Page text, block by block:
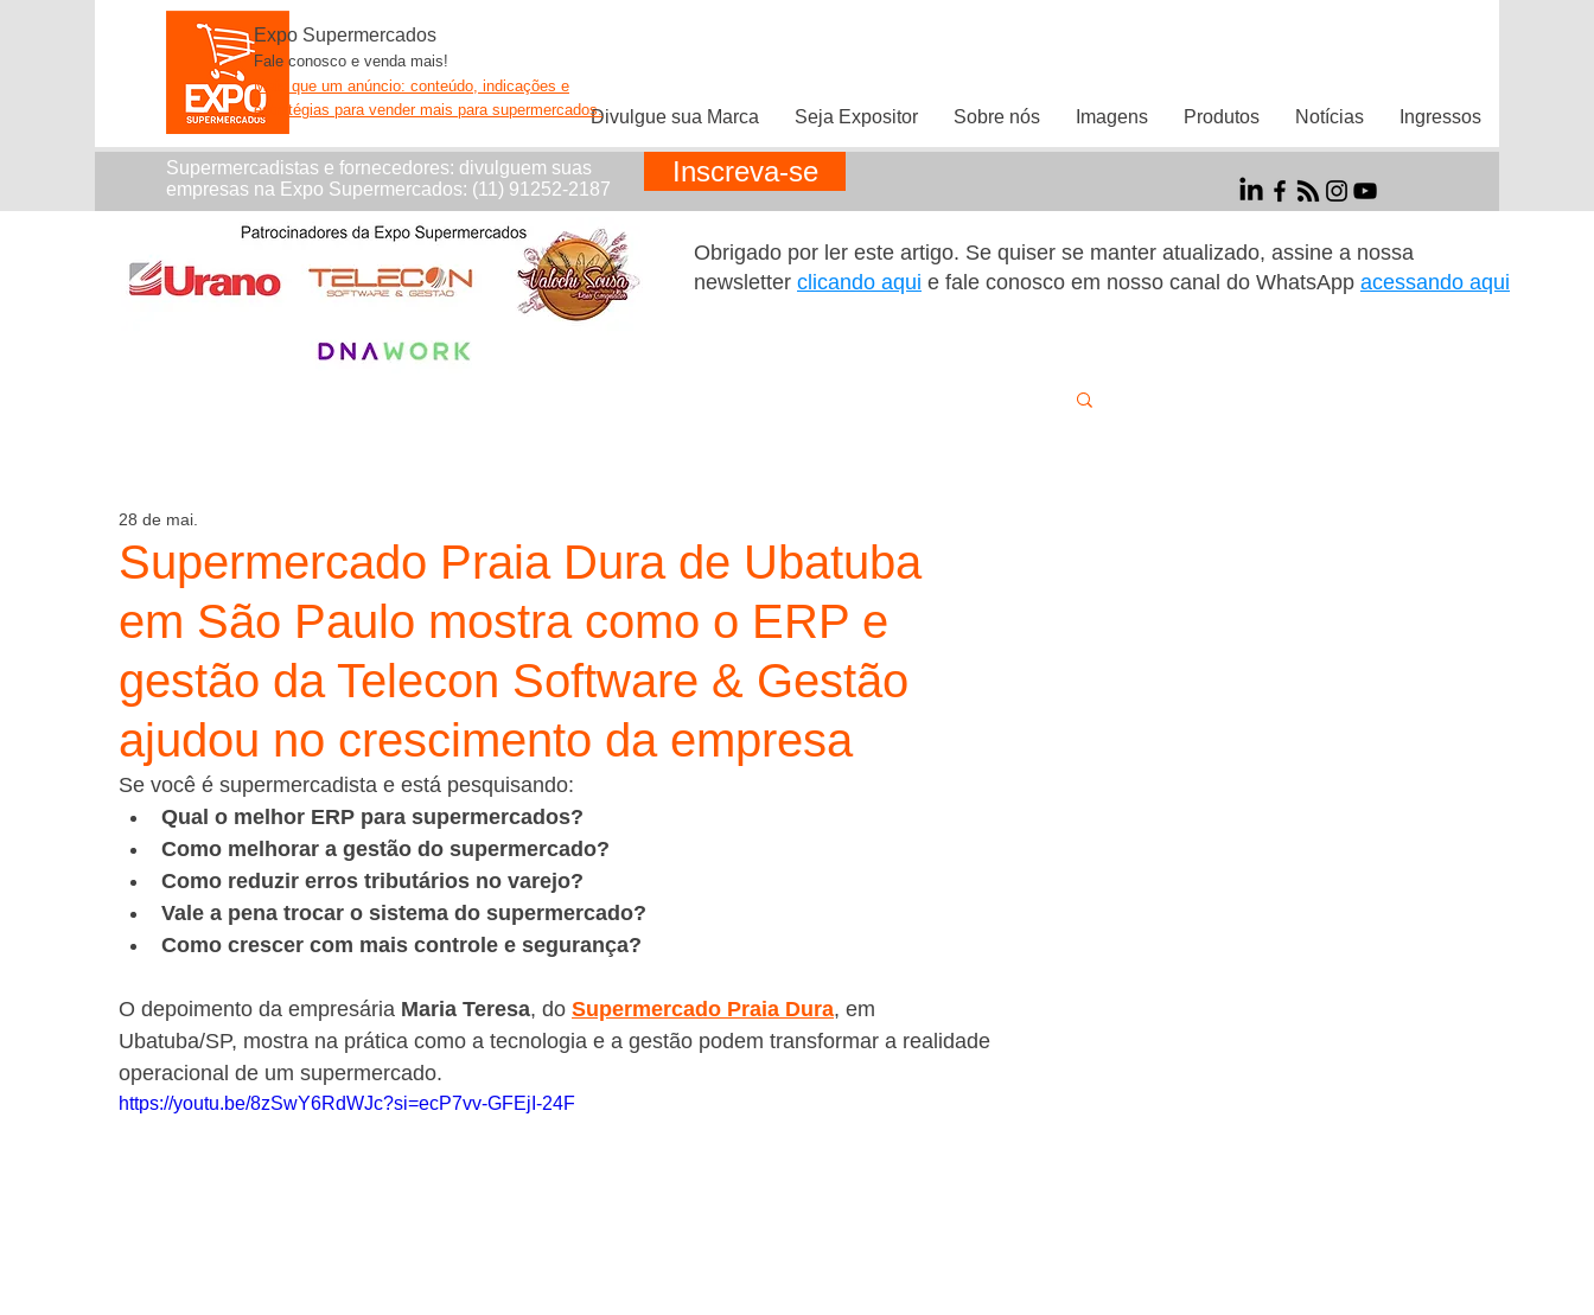
Divulgue sua Marca Seja Expositor Sobre nós Imagens Produtos Notícias Ingressos
Expo Supermercados
Fale conosco e venda mais!
Mais que um anúncio: conteúdo, indicações e
estratégias para vender mais para supermercados.
Supermercadistas e fornecedores: divulguem suas
empresas na Expo Supermercados: (11) 91252-2187
Inscreva-se
Obrigado por ler este artigo. Se quiser se manter atualizado, assine a nossa
newsletter clicando aqui e fale conosco em nosso canal do WhatsApp acessando aqui
Supermercado Praia Dura de Ubatuba
em São Paulo mostra como o ERP e
gestão da Telecon Software & Gestão
ajudou no crescimento da empresa
28 de mai.
Se você é supermercadista e está pesquisando:
Qual o melhor ERP para supermercados?
Como melhorar a gestão do supermercado?
Como reduzir erros tributários no varejo?
Vale a pena trocar o sistema do supermercado?
Como crescer com mais controle e segurança?
O depoimento da empresária Maria Teresa, do Supermercado Praia Dura, em
Ubatuba/SP, mostra na prática como a tecnologia e a gestão podem transformar a realidade
operacional de um supermercado.
https://youtu.be/8zSwY6RdWJc?si=ecP7vv-GFEjI-24F